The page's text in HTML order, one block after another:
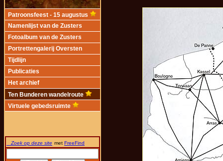
Patroonsfeest - 15 augustus
Namenlijst van de Zusters
Fotoalbum van de Zusters
Portrettengalerij Oversten
Tijdlijn
Publicaties
Het archief
Ten Bunderen wandelroute
Virtuele gebedsruimte
Zoek op deze site met FreeFind